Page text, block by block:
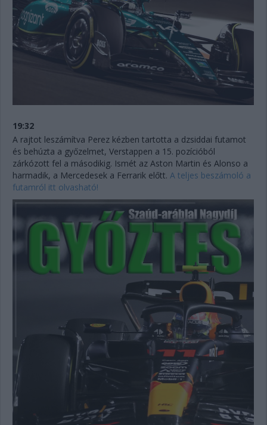
19:32
A rajtot leszámítva Perez kézben tartotta a dzsiddai futamot
és behúzta a győzelmet, Verstappen a 15. pozícióból
zárkózott fel a másodikig. Ismét az Aston Martin és Alonso a
harmadik, a Mercedesek a Ferrarik előtt. A teljes beszámoló a
futamról itt olvasható!